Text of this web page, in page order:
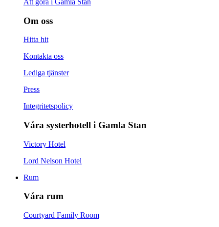
Om oss
Hitta hit
Kontakta oss
Lediga tjänster
Press
Integritetspolicy
Våra systerhotell i Gamla Stan
Victory Hotel
Lord Nelson Hotel
Rum
Våra rum
Courtyard Family Room